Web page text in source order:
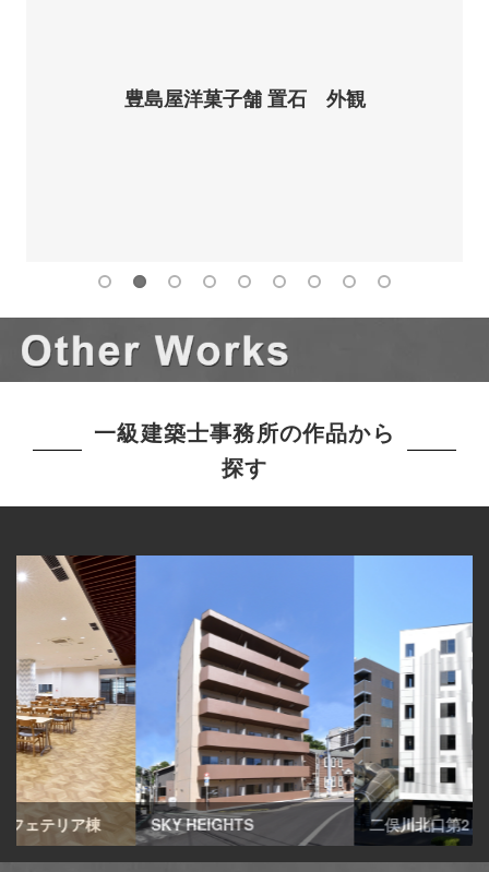
豊島屋洋菓子舗 置石 外観
一級建築士事務所の作品から
探す
ア棟 SKY HEIGHTS 二俣川北口第2ビル